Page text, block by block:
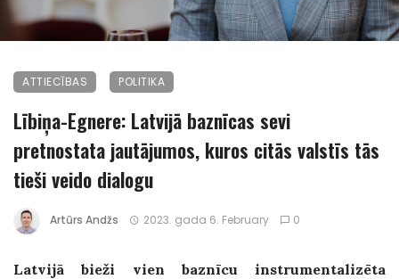
ATTIECĪBAS POLITIKA
Lībiņa-Egnere: Latvijā baznīcas sevi
pretnostata jautājumos, kuros citās valstīs tās
tieši veido dialogu
Artūrs Andžs 2023. gada 6. February 0
Latvijā bieži vien baznīcu instrumentalizēta